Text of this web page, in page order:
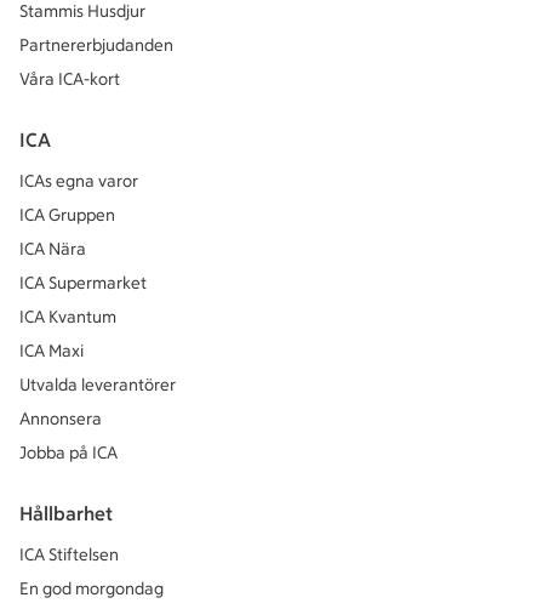
Stammis Husdjur
Partnererbjudanden
Våra ICA-kort
ICA
ICAs egna varor
ICA Gruppen
ICA Nära
ICA Supermarket
ICA Kvantum
ICA Maxi
Utvalda leverantörer
Annonsera
Jobba på ICA
Hållbarhet
ICA Stiftelsen
En god morgondag